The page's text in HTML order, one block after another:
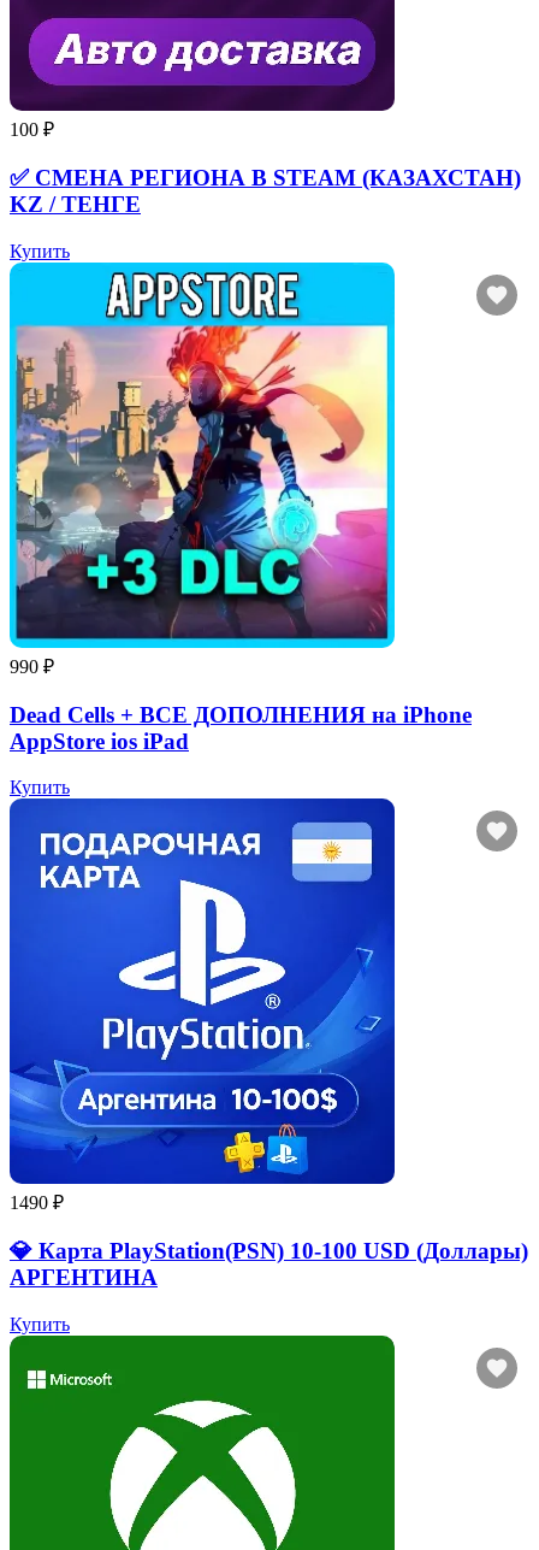
100 ₽
✅ СМЕНА РЕГИОНА В STEAM (КАЗАХСТАН)
KZ / ТЕНГЕ
Купить
990 ₽
Dead Cells + ВСЕ ДОПОЛНЕНИЯ на iPhone
AppStore ios iPad
Купить
1490 ₽
💎 Карта PlayStation(PSN) 10-100 USD (Доллары)
АРГЕНТИНА
Купить